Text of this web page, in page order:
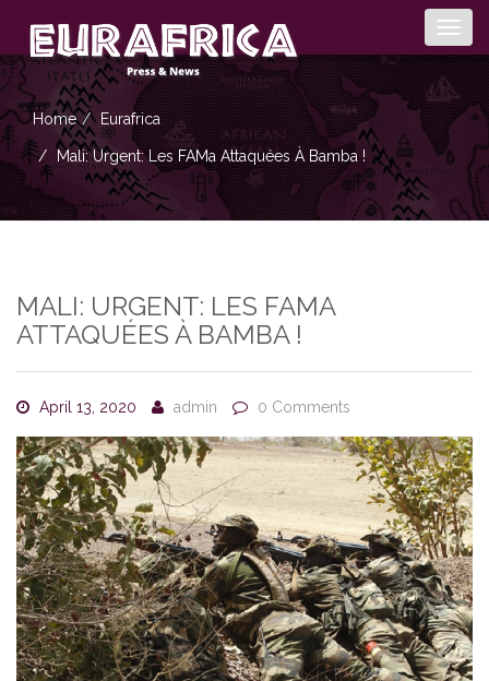
Home Eurafrica
Mali: Urgent: Les FAMa Attaquées À Bamba !
MALI: URGENT: LES FAMA
ATTAQUÉES À BAMBA !
April 13, 2020 admin 0 Comments